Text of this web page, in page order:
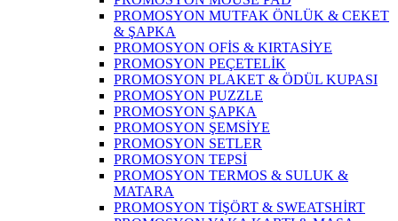
PROMOSYON MUTFAK ÖNLÜK & CEKET
& ŞAPKA
PROMOSYON OFİS & KIRTASİYE
PROMOSYON PEÇETELİK
PROMOSYON PLAKET & ÖDÜL KUPASI
PROMOSYON PUZZLE
PROMOSYON ŞAPKA
PROMOSYON ŞEMSİYE
PROMOSYON SETLER
PROMOSYON TEPSİ
PROMOSYON TERMOS & SULUK &
MATARA
PROMOSYON TİŞÖRT & SWEATSHİRT